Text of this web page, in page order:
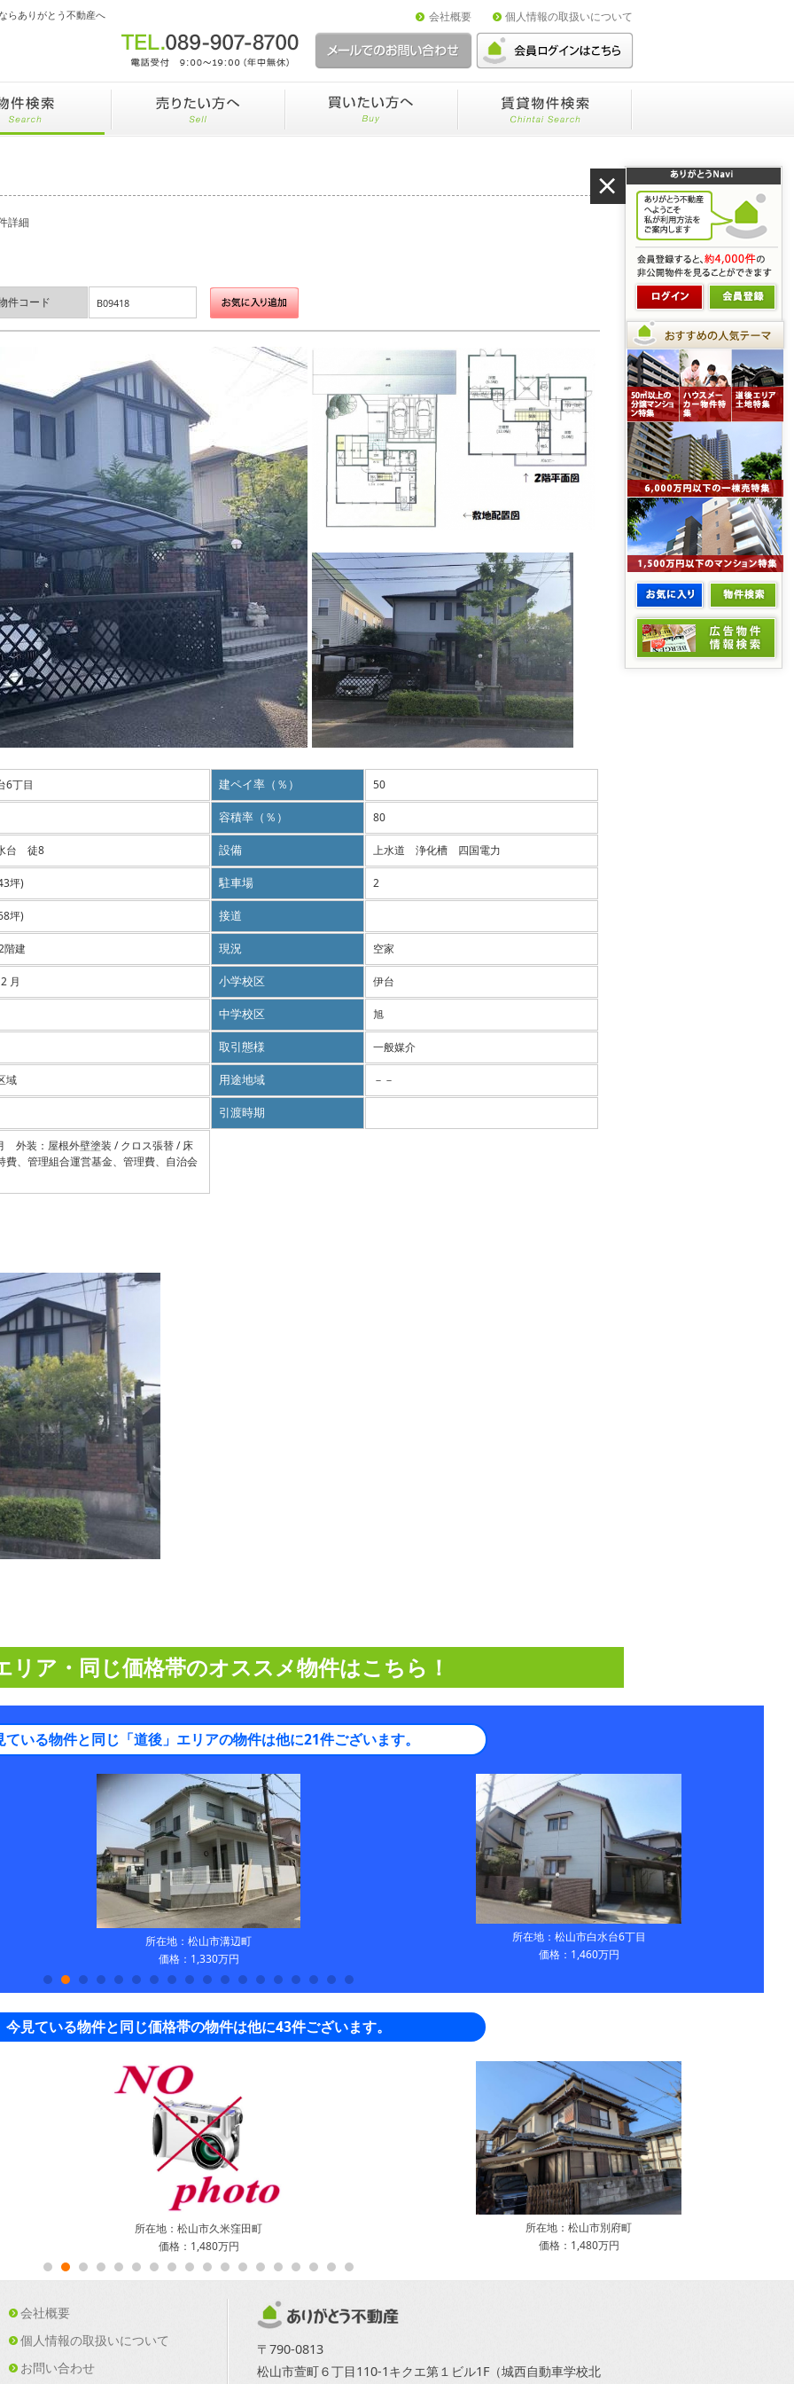
らありがとう不動産へ 会社概要 個人情報の取扱いについて
詳細
件コード B09418
6丁目 建ペイ率（％） 50
容積率（％） 80
台 徒8 設備 上水道 浄化槽 四国電力
坪) 駐車場 2
坪) 接道
階建 現況 空家
月 小学校区 伊台
中学校区 旭
取引態様 一般媒介
域 用途地域 －－
引渡時期
外装：屋根外壁塗装 / クロス張替 / 床
費、管理組合運営基金、管理費、自治会
リア・同じ価格帯のオススメ物件はこちら！
ている物件と同じ「道後」エリアの物件は他に21件ございます。
所在地：松山市溝辺町
価格：1,330万円
所在地：松山市白水台6丁目
価格：1,460万円
今見ている物件と同じ価格帯の物件は他に43件ございます。
所在地：松山市久米窪田町
価格：1,480万円
所在地：松山市別府町
価格：1,480万円
会社概要
個人情報の取扱いについて
お問い合わせ
〒790-0813
松山市萱町６丁目110-1キクエ第１ビル1F（城西自動車学校北